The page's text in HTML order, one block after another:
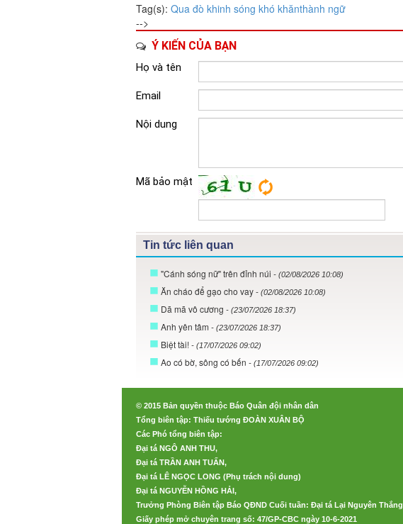
Tag(s): Qua đò khinh sóng khó khănthành ngữ
-->
Ý KIẾN CỦA BẠN
Họ và tên
Email
Nội dung
Mã bảo mật
Tin tức liên quan
"Cánh sóng nữ" trên đỉnh núi - (02/08/2026 10:08)
Ăn cháo để gạo cho vay - (02/08/2026 10:08)
Dã mã vô cương - (23/07/2026 18:37)
Anh yên tâm - (23/07/2026 18:37)
Biệt tài! - (17/07/2026 09:02)
Ao có bờ, sông có bến - (17/07/2026 09:02)
© 2015 Bản quyền thuộc Báo Quân đội nhân dân
Tổng biên tập: Thiếu tướng ĐOÀN XUÂN BỘ
Các Phó tổng biên tập:
Đại tá NGÔ ANH THU,
Đại tá TRẦN ANH TUẤN,
Đại tá LÊ NGỌC LONG (Phụ trách nội dung)
Đại tá NGUYỄN HỒNG HẢI,
Trưởng Phòng Biên tập Báo QĐND Cuối tuần: Đại tá Lại Nguyên Thắng
Giấy phép mở chuyên trang số: 47/GP-CBC ngày 10-6-2021